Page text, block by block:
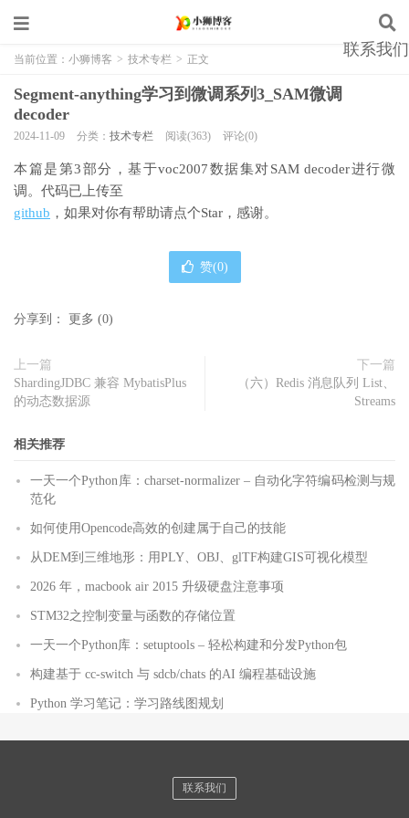
联系我们
当前位置： 小狮博客 > 技术专栏 > 正文
Segment-anything学习到微调系列3_SAM微调
decoder
2024-11-09 分类： 技术专栏 阅读(363) 评论(0)
本篇是第3部分，基于voc2007数据集对SAM decoder进行微
调。代码已上传至
github ，如果对你有帮助请点个Star，感谢。
赞(0)
分享到： 更多 (0)
上一篇
ShardingJDBC 兼容 MybatisPlus
的动态数据源
下一篇
（六）Redis 消息队列 List、
Streams
相关推荐
一天一个Python库：charset-normalizer – 自动化字符编码检测与规
范化
如何使用Opencode高效的创建属于自己的技能
从DEM到三维地形：用PLY、OBJ、glTF构建GIS可视化模型
2026 年，macbook air 2015 升级硬盘注意事项
STM32之控制变量与函数的存储位置
一天一个Python库：setuptools – 轻松构建和分发Python包
构建基于 cc-switch 与 sdcb/chats 的AI 编程基础设施
Python 学习笔记：学习路线图规划
联系我们